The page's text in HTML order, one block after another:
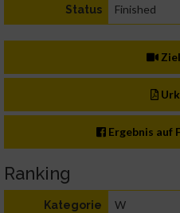
Status Finished
Ergebnis auf
Ranking
Kategorie W